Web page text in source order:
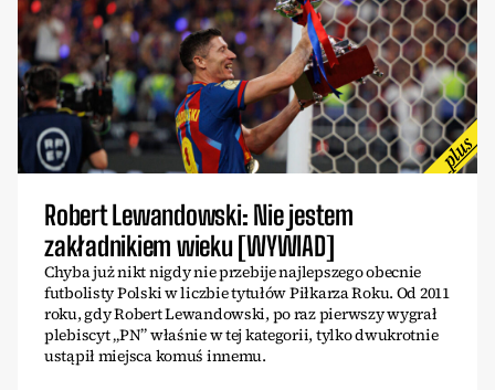
Robert Lewandowski: Nie jestem
zakładnikiem wieku [WYWIAD]
Chyba już nikt nigdy nie przebije najlepszego obecnie
futbolisty Polski w liczbie tytułów Piłkarza Roku. Od 2011
roku, gdy Robert Lewandowski, po raz pierwszy wygrał
plebiscyt „PN” właśnie w tej kategorii, tylko dwukrotnie
ustąpił miejsca komuś innemu.